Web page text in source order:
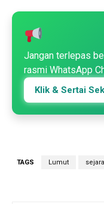
Jangan terlepas
rasmi WhatsApp
Klik & Sertai
TAGS Lumut